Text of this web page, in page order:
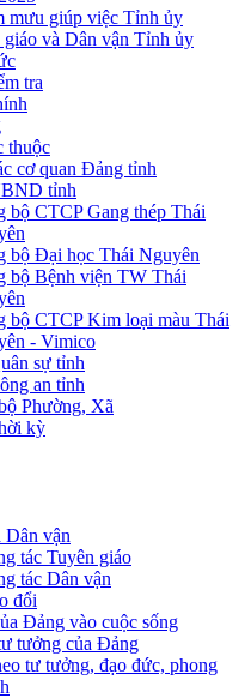
mưu giúp việc Tỉnh ủy
giáo và Dân vận Tỉnh ủy
tra
thuộc
cơ quan Đảng tỉnh
tỉnh
bộ CTCP Gang thép Thái
bộ Đại học Thái Nguyên
bộ Bệnh viện TW Thái
bộ CTCP Kim loại màu Thái
- Vimico
sự tỉnh
an tỉnh
Phường, Xã
kỳ
Dân vận
tác Tuyên giáo
tác Dân vận
đổi
Đảng vào cuộc sống
tưởng của Đảng
tư tưởng, đạo đức, phong